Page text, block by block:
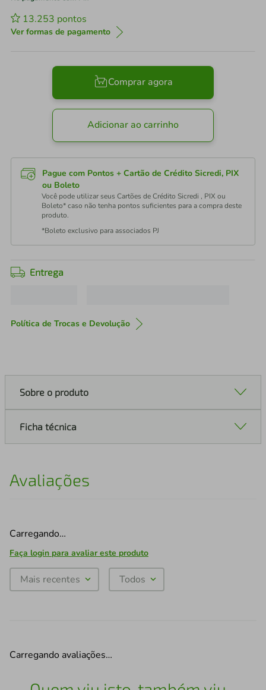
13.253 pontos
Ver formas de pagamento
Comprar agora
Adicionar ao carrinho
Pague com Pontos + Cartão de Crédito Sicredi, PIX
ou Boleto
Você pode utilizar seus Cartões de Crédito Sicredi , PIX ou
Boleto* caso não tenha pontos suficientes para a compra deste
produto.
*Boleto exclusivo para associados PJ
Entrega
Política de Trocas e Devolução
Sobre o produto
Ficha técnica
Avaliações
Carregando…
Faça login para avaliar este produto
Mais recentes Todos
Carregando avaliações…